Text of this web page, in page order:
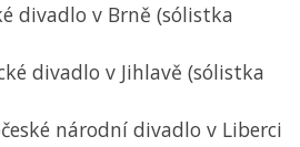
divadlo v Brně (sólistka
divadlo v Jihlavě (sólistka
národní divadlo v Liberci